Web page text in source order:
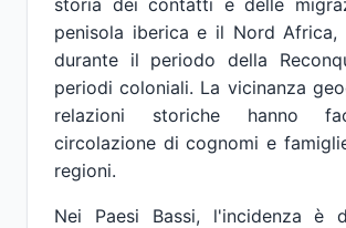
storia dei contatti e delle
penisola iberica e il Nord Africa,
durante il periodo della
periodi coloniali. La vicinanza
relazioni storiche hanno
circolazione di cognomi e
regioni.
Nei Paesi Bassi, l'incidenza è